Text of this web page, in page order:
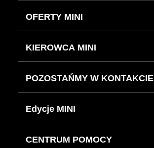
OFERTY MINI
KIEROWCA MINI
POZOSTAŃMY W KONTAKCIE
Edycje MINI
CENTRUM POMOCY